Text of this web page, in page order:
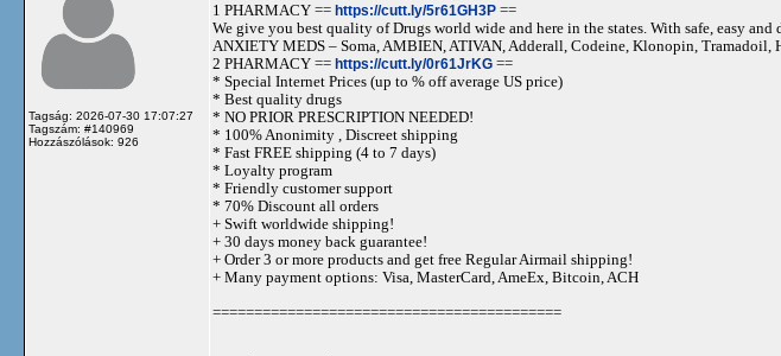
Tagság: 2026-07-30 17:07:27
Tagszám: #140969
Hozzászólások: 926
1 PHARMACY == https://cutt.ly/5r61GH3P ==
We give you best quality of Drugs world wide and here in the states. With safe, easy
ANXIETY MEDS – Soma, AMBIEN, ATIVAN, Adderall, Codeine, Klonopin,
2 PHARMACY == https://cutt.ly/0r61JrKG ==
* Special Internet Prices (up to % off average US price)
* Best quality drugs
* NO PRIOR PRESCRIPTION NEEDED!
* 100% Anonimity , Discreet shipping
* Fast FREE shipping (4 to 7 days)
* Loyalty program
* Friendly customer support
* 70% Discount all orders
+ Swift worldwide shipping!
+ 30 days money back guarantee!
+ Order 3 or more products and get free Regular Airmail shipping!
+ Many payment options: Visa, MasterCard, AmeEx, Bitcoin, ACH
==========================================